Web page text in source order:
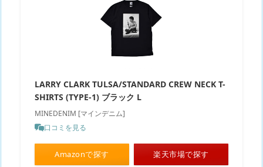
LARRY CLARK TULSA/STANDARD CREW NECK T-
SHIRTS (TYPE-1) ブラック L
MINEDENIM [マインデニム]
口コミを見る
Amazonで探す 楽天市場で探す